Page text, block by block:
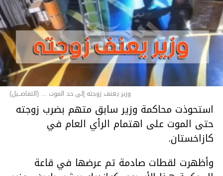
وزير يعنف زوجته إلى حد الموت ... (التفاصــيل)
استحوذت محاكمة وزير سابق متهم بضرب زوجته
حتى الموت على اهتمام الرأي العام في
كازاخستان.
وأظهرت لقطات صادمة تم عرضها في قاعة